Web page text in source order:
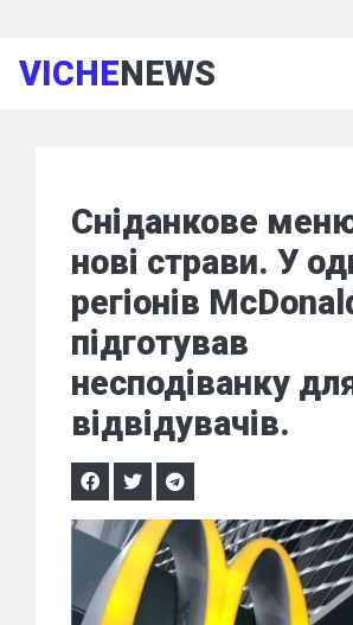
VICHENEWS
Сніданкове
нові страви. У
регіонів
підготував
несподіванку
відвідувачів.